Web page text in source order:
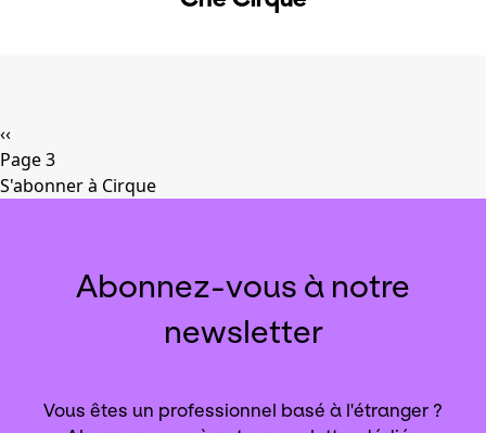
Pagination
Page
précédente
‹‹
Page 3
S'abonner à Cirque
Abonnez-vous à notre
newsletter
Vous êtes un professionnel basé à l'étranger ?